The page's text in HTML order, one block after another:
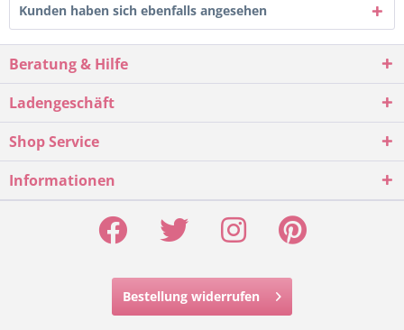
Kunden haben sich ebenfalls angesehen
Beratung & Hilfe
Ladengeschäft
Shop Service
Informationen
Bestellung widerrufen